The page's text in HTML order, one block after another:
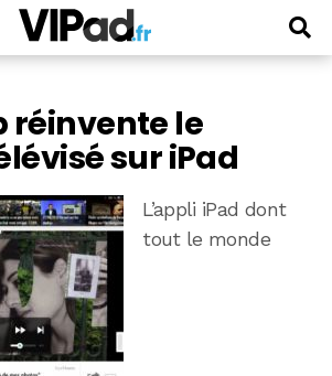
réinvente le
sur iPad
L’appli iPad dont
tout le monde